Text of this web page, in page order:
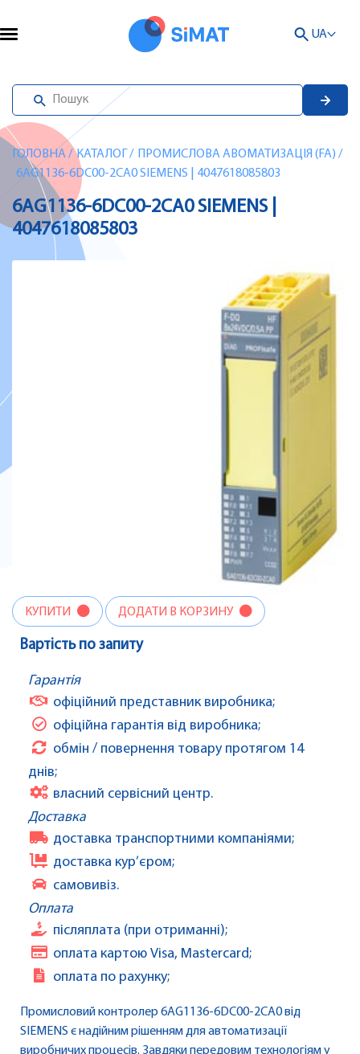
UA
ГОЛОВНА/ КАТАЛОГ / ПРОМИСЛОВА АВОМАТИЗАЦІЯ (FA) /
6AG1136-6DC00-2CA0 SIEMENS | 4047618085803
6AG1136-6DC00-2CA0 SIEMENS |
4047618085803
КУПИТИ ДОДАТИ В КОРЗИНУ
Вартість по запиту
Гарантія
офіційний представник виробника;
офіційна гарантія від виробника;
обмін / повернення товару протягом 14
днів;
власний сервісний центр.
Доставка
доставка транспортними компаніями;
доставка кур’єром;
самовивіз.
Оплата
післяплата (при отриманні);
оплата картою Visa, Mastercard;
оплата по рахунку;
Промисловий контролер 6AG1136-6DC00-2CA0 від
SIEMENS є надійним рішенням для автоматизації
виробничих процесів. Завдяки передовим технологіям у